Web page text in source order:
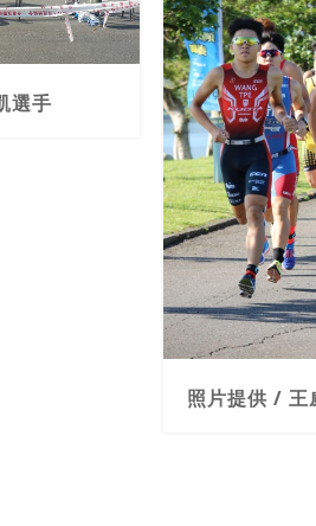
選手
照片提供 / 王